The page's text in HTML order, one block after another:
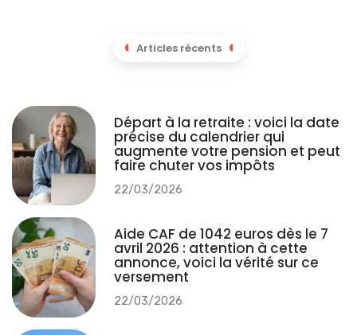
Articles récents
Départ à la retraite : voici la date
précise du calendrier qui
augmente votre pension et peut
faire chuter vos impôts
22/03/2026
Aide CAF de 1042 euros dès le 7
avril 2026 : attention à cette
annonce, voici la vérité sur ce
versement
22/03/2026